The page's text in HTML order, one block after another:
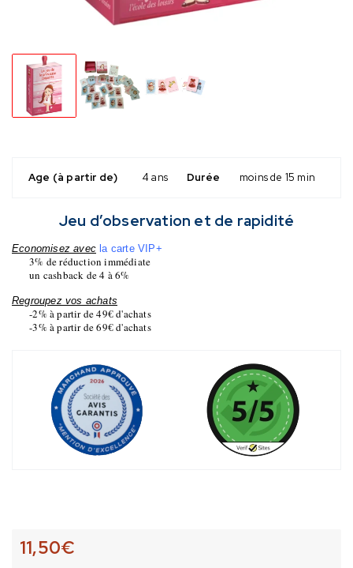
Age (à partir de) 4 ans Durée moins de 15 min
Jeu d’observation et de rapidité
Economisez avec la carte VIP+
3% de réduction immédiate
un cashback de 4 à 6%
Regroupez vos achats
-2% à partir de 49€ d'achats
-3% à partir de 69€ d'achats
11,50€